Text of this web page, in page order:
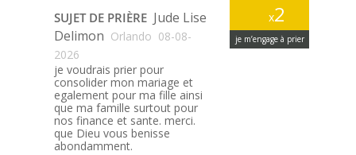
x2
je m’engage à prier
SUJET DE PRIÈRE Jude Lise
Delimon Orlando 08-08-
2026
je voudrais prier pour
consolider mon mariage et
egalement pour ma fille ainsi
que ma famille surtout pour
nos finance et sante. merci.
que Dieu vous benisse
abondamment.